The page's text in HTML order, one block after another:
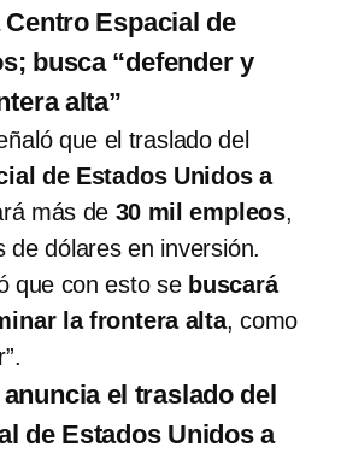
Espacial de
busca “defender y
alta”
que el traslado del
de Estados Unidos a
más de 30 mil empleos,
de dólares en inversión.
que con esto se buscará
la frontera alta, como
el traslado del
de Estados Unidos a